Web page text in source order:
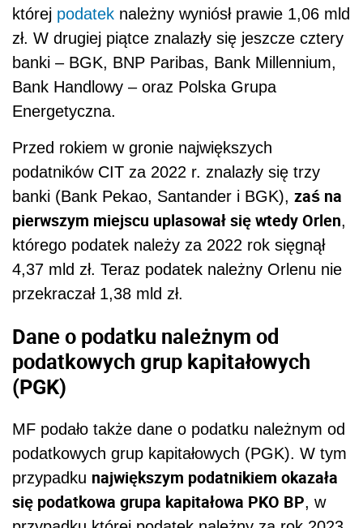
której podatek należny wyniósł prawie 1,06 mld
zł. W drugiej piątce znalazły się jeszcze cztery
banki – BGK, BNP Paribas, Bank Millennium,
Bank Handlowy – oraz Polska Grupa
Energetyczna.
Przed rokiem w gronie największych
podatników CIT za 2022 r. znalazły się trzy
banki (Bank Pekao, Santander i BGK), zaś na
pierwszym miejscu uplasował się wtedy Orlen,
którego podatek należy za 2022 rok sięgnął
4,37 mld zł. Teraz podatek należny Orlenu nie
przekraczał 1,38 mld zł.
Dane o podatku należnym od
podatkowych grup kapitałowych
(PGK)
MF podało także dane o podatku należnym od
podatkowych grup kapitałowych (PGK). W tym
przypadku największym podatnikiem okazała
się podatkowa grupa kapitałowa PKO BP, w